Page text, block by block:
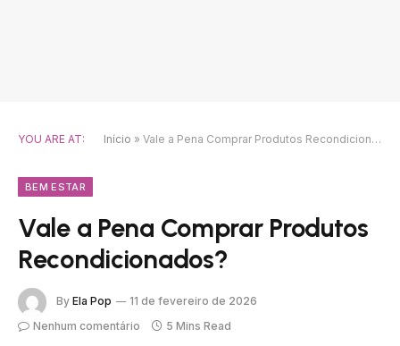
YOU ARE AT: Início » Vale a Pena Comprar Produtos Recondicionados?
BEM ESTAR
Vale a Pena Comprar Produtos
Recondicionados?
By Ela Pop
11 de fevereiro de 2026
Nenhum comentário
5 Mins Read